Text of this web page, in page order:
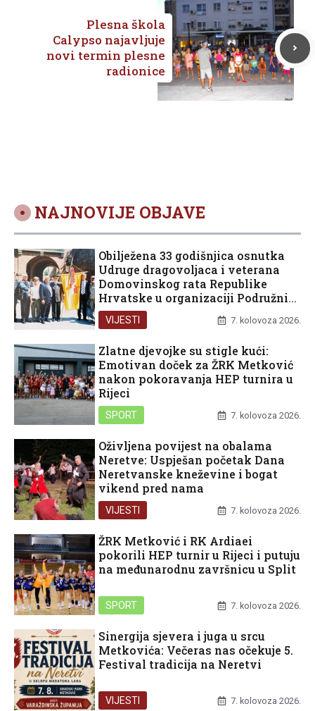
Plesna škola
Calypso najavljuje
novi termin plesne
radionice
NAJNOVIJE OBJAVE
Obilježena 33 godišnjica osnutka
Udruge dragovoljaca i veterana
Domovinskog rata Republike
Hrvatske u organizaciji Podružnice
Dubrovačko-neretvanske županije
VIJESTI 7. kolovoza 2026.
Zlatne djevojke su stigle kući:
Emotivan doček za ŽRK Metković
nakon pokoravanja HEP turnira u
Rijeci
SPORT 7. kolovoza 2026.
Oživljena povijest na obalama
Neretve: Uspješan početak Dana
Neretvanske kneževine i bogat
vikend pred nama
VIJESTI 7. kolovoza 2026.
ŽRK Metković i RK Ardiaei
pokorili HEP turnir u Rijeci i putuju
na međunarodnu završnicu u Split
SPORT 7. kolovoza 2026.
Sinergija sjevera i juga u srcu
Metkovića: Večeras nas očekuje 5.
Festival tradicija na Neretvi
VIJESTI 7. kolovoza 2026.